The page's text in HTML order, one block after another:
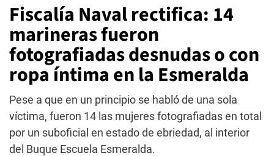
Fiscalía Naval rectifica: 14
marineras fueron
fotografiadas desnudas o con
ropa íntima en la Esmeralda
Pese a que en un principio se habló de una sola
víctima, fueron 14 las mujeres fotografiadas en total
por un suboficial en estado de ebriedad, al interior
del Buque Escuela Esmeralda.